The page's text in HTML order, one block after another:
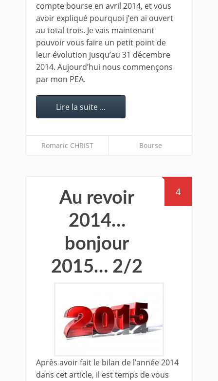
compte bourse en avril 2014, et vous
avoir expliqué pourquoi j’en ai ouvert
au total trois. Je vais maintenant
pouvoir vous faire un petit point de
leur évolution jusqu’au 31 décembre
2014. Aujourd’hui nous commençons
par mon PEA.
Lire la suite ...
Romaric CHRIST Bourse
4
Au revoir
2014…
bonjour
2015… 2/2
Après avoir fait le bilan de l’année 2014
dans cet article, il est temps de vous